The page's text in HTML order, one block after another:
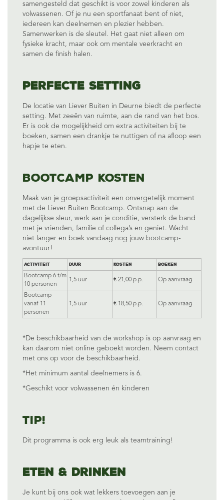
samengesteld dat geschikt is voor zowel kinderen als
volwassenen. Of je nu een sportfanaat bent of niet,
iedereen kan deelnemen en plezier hebben.
Samenwerken is de sleutel. Het gaat niet alleen om
fysieke kracht, maar ook om mentale veerkracht en
samen de finish halen.
Perfecte setting
De locatie van Liever Buiten in Deurne biedt de perfecte
setting. Met zeeën van ruimte, aan de rand van het bos.
Er is ook de mogelijkheid om extra activiteiten bij te
boeken, samen een drankje te nuttigen of na afloop een
hapje te eten.
Bootcamp kosten
Maak van je groepsactiviteit een onvergetelijk moment
met de Liever Buiten Bootcamp. Ontsnap aan de
dagelijkse sleur, werk aan je conditie, versterk de band
met je vrienden, familie of collega’s en geniet. Wacht
niet langer en boek vandaag nog jouw bootcamp-
avontuur!
Activiteit Duur Kosten Boeken
Bootcamp 6 t/m
10 personen
1,5 uur € 21,00 p.p. Op aanvraag
Bootcamp
vanaf 11
personen
1,5 uur € 18,50 p.p. Op aanvraag
*De beschikbaarheid van de workshop is op aanvraag en
kan daarom niet online geboekt worden. Neem contact
met ons op voor de beschikbaarheid.
*Het minimum aantal deelnemers is 6.
*Geschikt voor volwassenen én kinderen
Tip!
Dit programma is ook erg leuk als teamtraining!
Eten & Drinken
Je kunt bij ons ook wat lekkers toevoegen aan je